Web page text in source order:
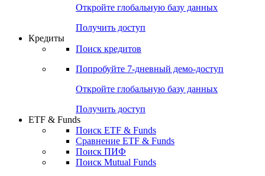
Откройте глобальную базу данных
Получить доступ
Кредиты
Поиск кредитов
Попробуйте 7-дневный демо-доступ
Откройте глобальную базу данных
Получить доступ
ETF & Funds
Поиск ETF & Funds
Сравнение ETF & Funds
Поиск ПИФ
Поиск Mutual Funds